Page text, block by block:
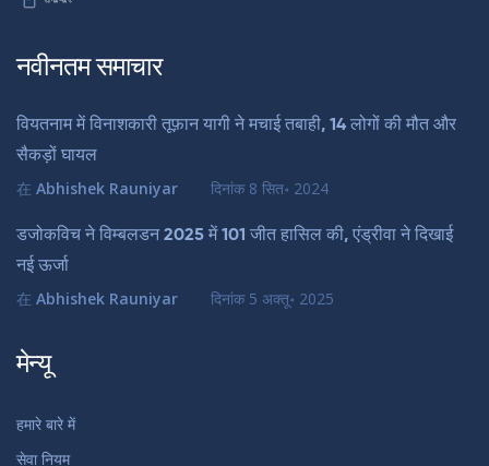
नवीनतम समाचार
वियतनाम में विनाशकारी तूफ़ान यागी ने मचाई तबाही, 14 लोगों की मौत और
सैकड़ों घायल
在 Abhishek Rauniyar दिनांक 8 सित॰ 2024
डजोकविच ने विम्बलडन 2025 में 101 जीत हासिल की, एंड्रीवा ने दिखाई
नई ऊर्जा
在 Abhishek Rauniyar दिनांक 5 अक्तू॰ 2025
मेन्यू
हमारे बारे में
सेवा नियम